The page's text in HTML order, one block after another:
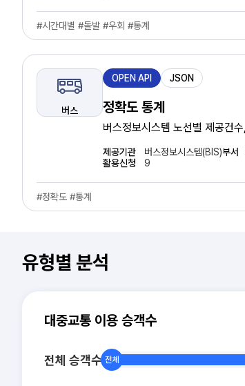
#시간대별 #돌발 #우회 #통계
버스
제
공
유
형
OPEN API JSON
정확도 통계
버스정보시스템 노선별 제공건수, 2분이하/초과 및 음수오차, 신뢰도, 지수평활,
제공기관 버스정보시스템(BIS)부서
활용신청
9
#정확도 #통계
유형별 분석
대중교통 이용 승객수
전체 승객수 전체